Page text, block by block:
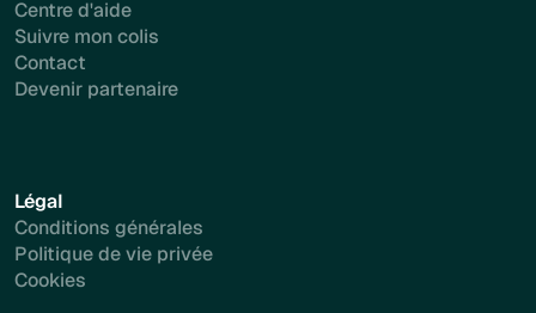
Centre d'aide
Suivre mon colis
Contact
Devenir partenaire
Légal
Conditions générales
Politique de vie privée
Cookies